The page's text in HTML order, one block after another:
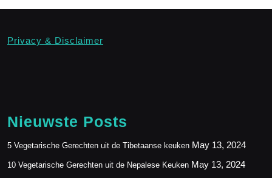
Privacy & Disclaimer
Nieuwste Posts
5 Vegetarische Gerechten uit de Tibetaanse keuken May 13, 2024
10 Vegetarische Gerechten uit de Nepalese Keuken May 13, 2024